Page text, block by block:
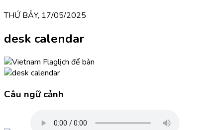
THỨ BẢY, 17/05/2025
desk calendar
lịch để bàn
Câu ngữ cảnh